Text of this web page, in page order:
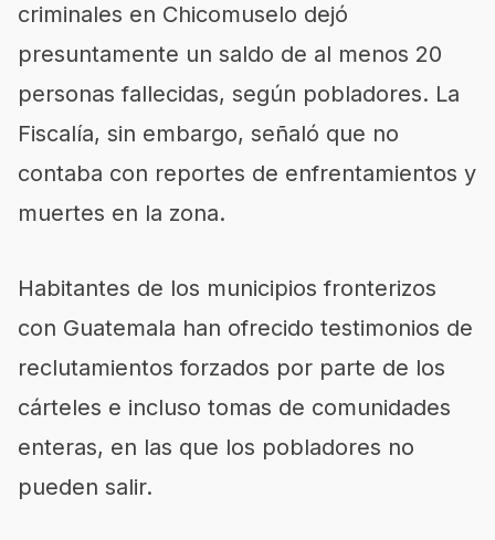
criminales en Chicomuselo dejó
presuntamente un saldo de al menos 20
personas fallecidas, según pobladores. La
Fiscalía, sin embargo, señaló que no
contaba con reportes de enfrentamientos y
muertes en la zona.
Habitantes de los municipios fronterizos
con Guatemala han ofrecido testimonios de
reclutamientos forzados por parte de los
cárteles e incluso tomas de comunidades
enteras, en las que los pobladores no
pueden salir.